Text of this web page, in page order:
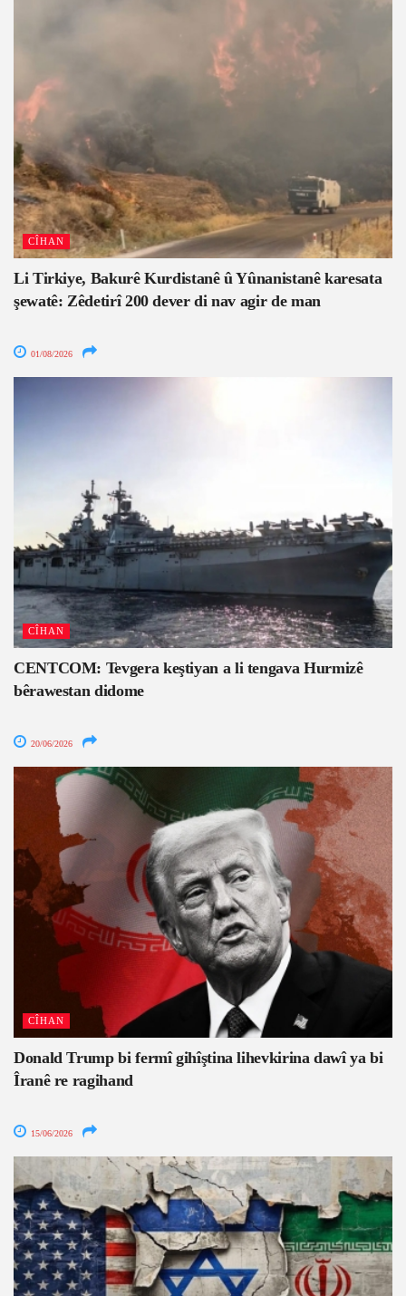
CÎHAN
Li Tirkiye, Bakurê Kurdistanê û Yûnanistanê karesata
şewatê: Zêdetirî 200 dever di nav agir de man
01/08/2026
CÎHAN
CENTCOM: Tevgera keştiyan a li tengava Hurmizê
bêrawestan didome
20/06/2026
CÎHAN
Donald Trump bi fermî gihîştina lihevkirina dawî ya bi
Îranê re ragihand
15/06/2026